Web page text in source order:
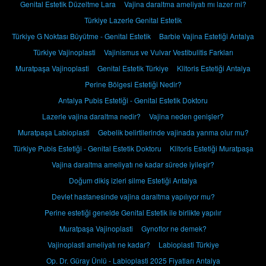
Genital Estetik Düzeltme Lara
Vajina daraltma ameliyatı mı lazer mi?
Türkiye Lazerle Genital Estetik
Türkiye G Noktası Büyütme - Genital Estetik
Barbie Vajina Estetiği Antalya
Türkiye Vajinoplasti
Vajinismus ve Vulvar Vestibulitis Farkları
Muratpaşa Vajinoplasti
Genital Estetik Türkiye
Klitoris Estetiği Antalya
Perine Bölgesi Estetiği Nedir?
Antalya Pubis Estetiği - Genital Estetik Doktoru
Lazerle vajina daraltma nedir?
Vajina neden genişler?
Muratpaşa Labioplasti
Gebelik belirtilerinde vajinada yanma olur mu?
Türkiye Pubis Estetiği - Genital Estetik Doktoru
Klitoris Estetiği Muratpaşa
Vajina daraltma ameliyatı ne kadar sürede iyileşir?
Doğum dikiş izleri silme Estetiği Antalya
Devlet hastanesinde vajina daraltma yapılıyor mu?
Perine estetiği genelde Genital Estetik ile birlikte yapılır
Muratpaşa Vajinoplasti
Gynoflor ne demek?
Vajinoplasti ameliyatı ne kadar?
Labioplasti Türkiye
Op. Dr. Güray Ünlü - Labioplasti 2025 Fiyatları Antalya